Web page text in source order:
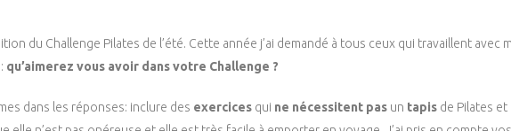
du Challenge Pilates de l’été. Cette année j’ai demandé à tous ceux qui travaillent avec
qu’aimerez vous avoir dans votre Challenge ?
dans les réponses: inclure des exercices qui ne nécessitent pas un tapis de Pilates